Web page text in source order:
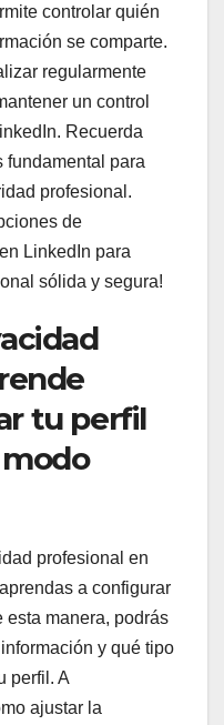
controlar quién
se comparte.
regularmente
un control
Recuerda
fundamental para
profesional.
de
LinkedIn para
sólida y segura!
tu perfil
profesional en
a configurar
esta manera, podrás
y qué tipo
perfil. A
ajustar la